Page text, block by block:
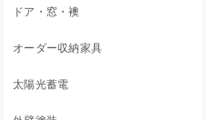
ドア・窓・襖
オーダー収納家具
太陽光蓄電